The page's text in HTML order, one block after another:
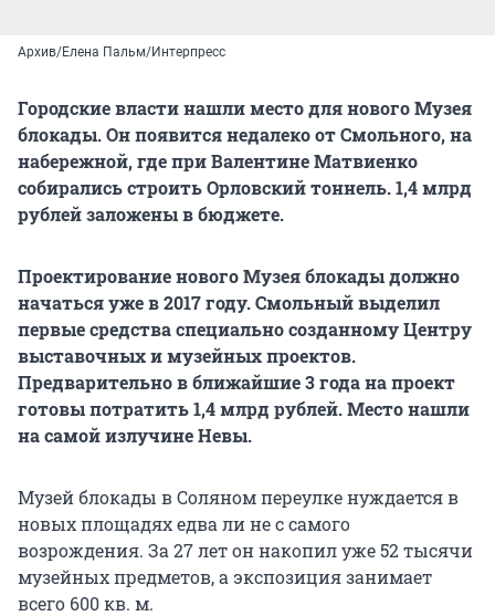
Архив/Елена Пальм/Интерпресс
Городские власти нашли место для нового Музея
блокады. Он появится недалеко от Смольного, на
набережной, где при Валентине Матвиенко
собирались строить Орловский тоннель. 1,4 млрд
рублей заложены в бюджете.
Проектирование нового Музея блокады должно
начаться уже в 2017 году. Смольный выделил
первые средства специально созданному Центру
выставочных и музейных проектов.
Предварительно в ближайшие 3 года на проект
готовы потратить 1,4 млрд рублей. Место нашли
на самой излучине Невы.
Музей блокады в Соляном переулке нуждается в
новых площадях едва ли не с самого
возрождения. За 27 лет он накопил уже 52 тысячи
музейных предметов, а экспозиция занимает
всего 600 кв. м.